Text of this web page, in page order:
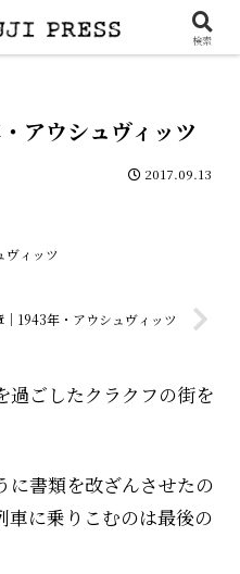
アウシュヴィッツ
2017.09.13
ィッツ
1943年・アウシュヴィッツ
ごしたクラクフの街を
書類を改ざんさせたの
車に乗りこむのは最後の
検索